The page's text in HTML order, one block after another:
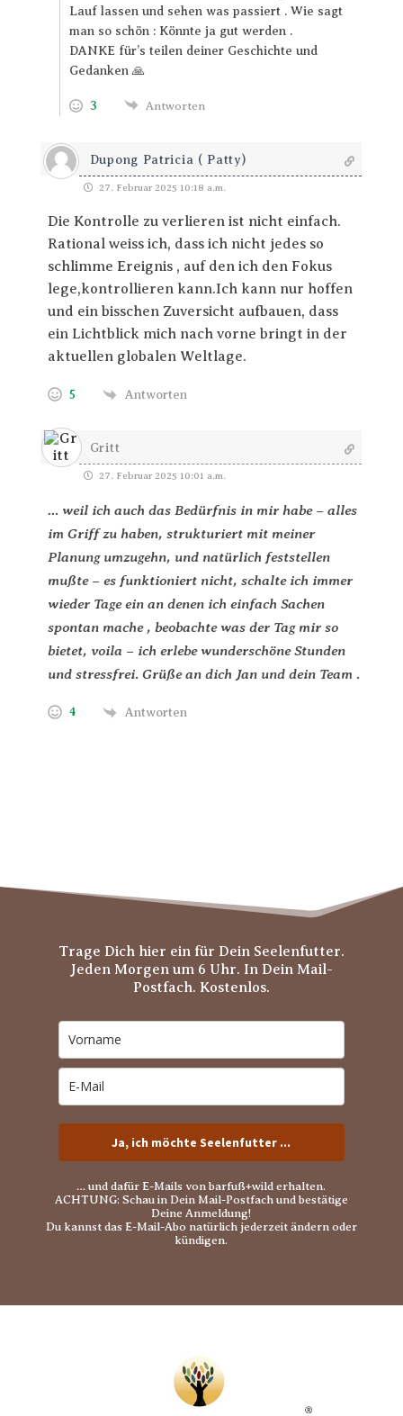
Lauf lassen und sehen was passiert . Wie sagt
man so schön : Könnte ja gut werden .
DANKE für’s teilen deiner Geschichte und
Gedanken 🙏
3 Antworten
Dupong Patricia ( Patty)
27. Februar 2025 10:18 a.m.
Die Kontrolle zu verlieren ist nicht einfach.
Rational weiss ich, dass ich nicht jedes so
schlimme Ereignis , auf den ich den Fokus
lege,kontrollieren kann.Ich kann nur hoffen
und ein bisschen Zuversicht aufbauen, dass
ein Lichtblick mich nach vorne bringt in der
aktuellen globalen Weltlage.
5 Antworten
Gritt
27. Februar 2025 10:01 a.m.
… weil ich auch das Bedürfnis in mir habe – alles
im Griff zu haben, strukturiert mit meiner
Planung umzugehn, und natürlich feststellen
mußte – es funktioniert nicht, schalte ich immer
wieder Tage ein an denen ich einfach Sachen
spontan mache , beobachte was der Tag mir so
bietet, voila – ich erlebe wunderschöne Stunden
und stressfrei. Grüße an dich Jan und dein Team .
4 Antworten
Trage Dich hier ein für Dein Seelenfutter.
Jeden Morgen um 6 Uhr. In Dein Mail-
Postfach. Kostenlos.
Ja, ich möchte Seelenfutter ...
… und dafür E-Mails von barfuß+wild erhalten.
ACHTUNG: Schau in Dein Mail-Postfach und bestätige
Deine Anmeldung!
Du kannst das E-Mail-Abo natürlich jederzeit ändern oder
kündigen.